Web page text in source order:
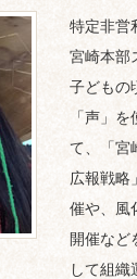
特定非営
宮崎本部
子どもの
「声」
て、「宮
広報戦略
催や、風
開催など
して組